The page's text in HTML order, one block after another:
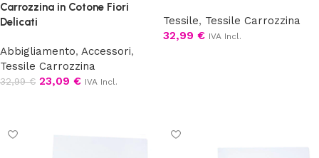
Carrozzina in Cotone Fiori
Delicati
Abbigliamento, Accessori,
Tessile Carrozzina
32,99€ 23,09 € IVA Incl.
Tessile, Tessile Carrozzina
32,99 € IVA Incl.